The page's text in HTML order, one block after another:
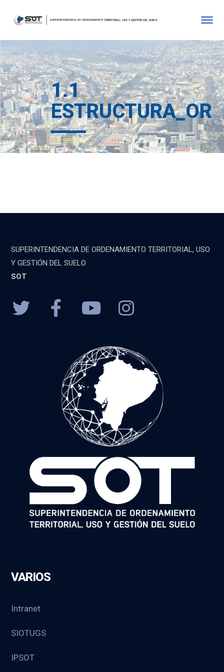
1.1
SUPERINTENDENCIA DE ORDENAMIENTO TERRITORIAL, USO
Y GESTIÓN DEL SUELO
SOT
VARIOS
Intranet
SIOTUGS
IPSOT